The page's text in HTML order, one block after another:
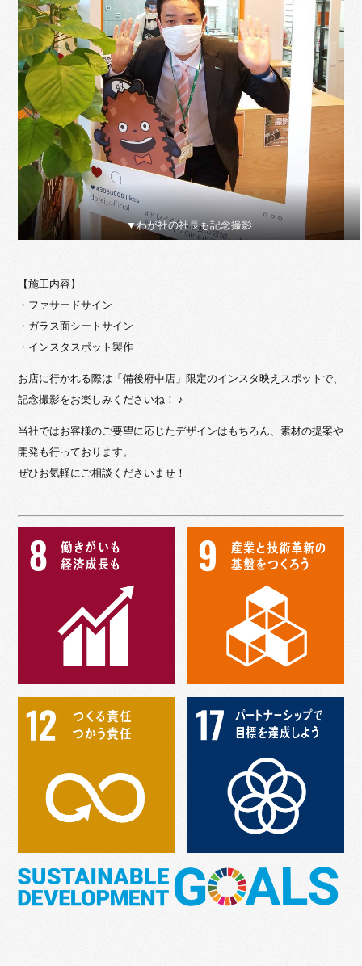
▼わが社の社長も記念撮影
【施工内容】
・ファサードサイン
・ガラス面シートサイン
・インスタスポット製作
お店に行かれる際は「備後府中店」限定のインスタ映えスポットで、
記念撮影をお楽しみくださいね！ ♪
当社ではお客様のご要望に応じたデザインはもちろん、素材の提案や
開発も行っております。
ぜひお気軽にご相談くださいませ！